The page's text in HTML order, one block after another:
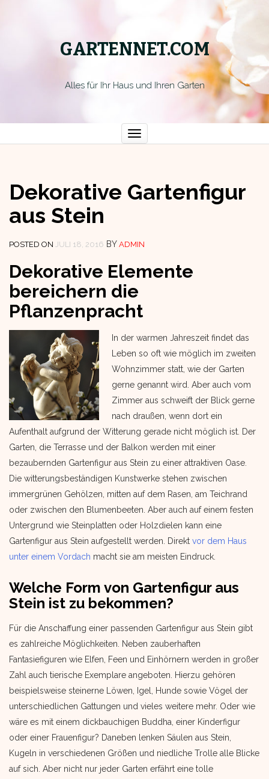
GARTENNET.COM
Alles für Ihr Haus und Ihren Garten
Toggle
navigation
Dekorative Gartenfigur
aus Stein
POSTED ON JULI 18, 2016 BY ADMIN
Dekorative Elemente
bereichern die
Pflanzenpracht
In der warmen Jahreszeit findet das
Leben so oft wie möglich im zweiten
Wohnzimmer statt, wie der Garten
gerne genannt wird. Aber auch vom
Zimmer aus schweift der Blick gerne
nach draußen, wenn dort ein
Aufenthalt aufgrund der Witterung gerade nicht möglich ist. Der
Garten, die Terrasse und der Balkon werden mit einer
bezaubernden Gartenfigur aus Stein zu einer attraktiven Oase.
Die witterungsbeständigen Kunstwerke stehen zwischen
immergrünen Gehölzen, mitten auf dem Rasen, am Teichrand
oder zwischen den Blumenbeeten. Aber auch auf einem festen
Untergrund wie Steinplatten oder Holzdielen kann eine
Gartenfigur aus Stein aufgestellt werden. Direkt vor dem Haus
unter einem Vordach macht sie am meisten Eindruck.
Welche Form von Gartenfigur aus
Stein ist zu bekommen?
Für die Anschaffung einer passenden Gartenfigur aus Stein gibt
es zahlreiche Möglichkeiten. Neben zauberhaften
Fantasiefiguren wie Elfen, Feen und Einhörnern werden in großer
Zahl auch tierische Exemplare angeboten. Hierzu gehören
beispielsweise steinerne Löwen, Igel, Hunde sowie Vögel der
unterschiedlichen Gattungen und vieles weitere mehr. Oder wie
wäre es mit einem dickbauchigen Buddha, einer Kinderfigur
oder einer Frauenfigur? Daneben lenken Säulen aus Stein,
Kugeln in verschiedenen Größen und niedliche Trolle alle Blicke
auf sich. Aber nicht nur jeder Garten erfährt eine tolle